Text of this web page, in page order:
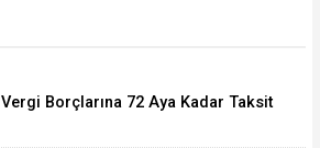
Vergi Borçlarına 72 Aya Kadar Taksit